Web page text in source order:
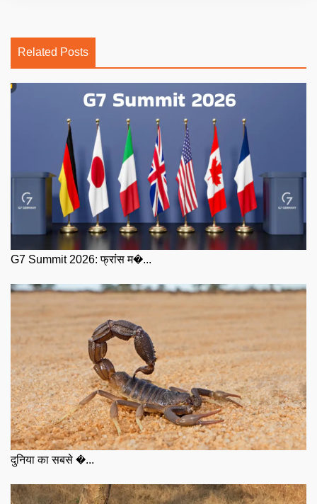
Related Posts
G7 Summit 2026: फ्रांस म�...
दुनिया का सबसे �...